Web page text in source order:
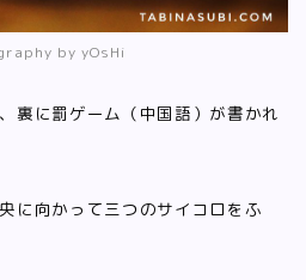
by yOsHi
裏に罰ゲーム（中国語）が書かれ
に向かって三つのサイコロをふ